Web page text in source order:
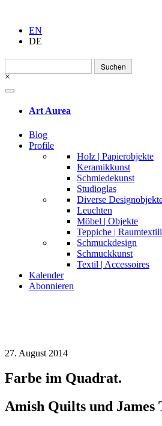
EN
DE
Suchen
nach:
×
Art Aurea
Blog
Profile
Holz | Papierobjekte
Keramikkunst
Schmiedekunst
Studioglas
Diverse
Leuchten
Möbel | Objekte
Teppiche |
Schmuckdesign
Schmuckkunst
Textil | Accessoires
Kalender
Abonnieren
27. August 2014
Farbe im Quadrat.
Amish Quilts und James